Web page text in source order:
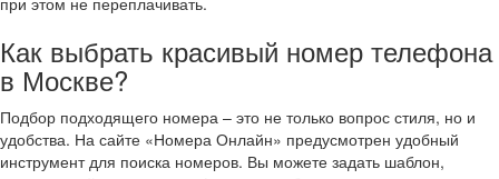
Как выбрать красивый номер телефона
в Москве?
Подбор подходящего номера – это не только вопрос стиля, но и
удобства. На сайте «Номера Онлайн» предусмотрен удобный
инструмент для поиска номеров. Вы можете задать шаблон,